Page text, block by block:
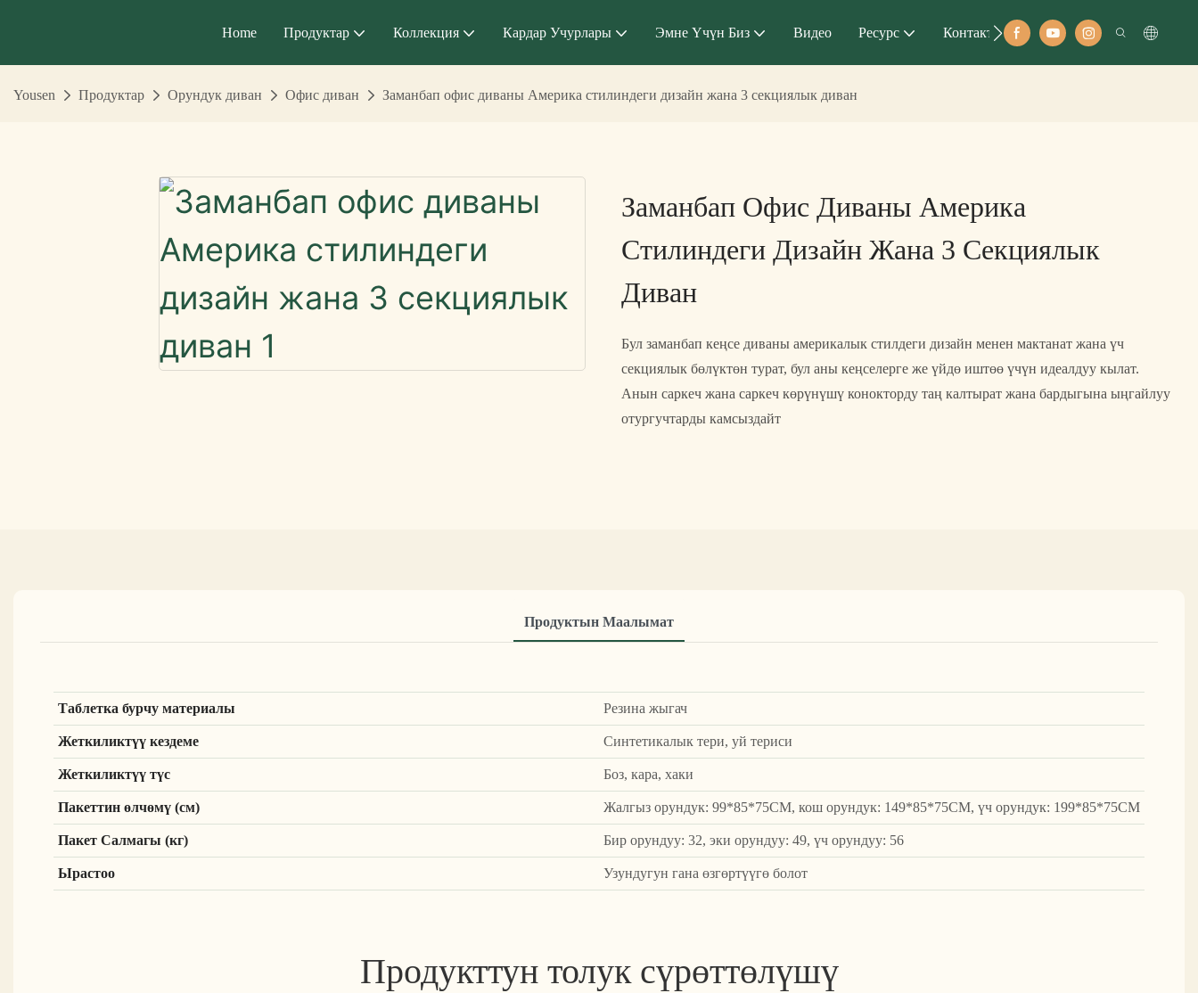
Home Продуктар Коллекция Кардар Учурлары Эмне Үчүн Биз Видео Ресурс Контакту
Yousen Продуктар Орундук диван Офис диван Заманбап офис диваны Америка стилиндеги дизайн жана 3 секциялык диван
Заманбап Офис Диваны Америка
Стилиндеги Дизайн Жана 3 Секциялык
Диван
Бул заманбап кеңсе диваны америкалык стилдеги дизайн менен мактанат жана үч
секциялык бөлүктөн турат, бул аны кеңселерге же үйдө иштөө үчүн идеалдуу кылат.
Анын саркеч жана саркеч көрүнүшү конокторду таң калтырат жана бардыгына ыңгайлуу
отургучтарды камсыздайт
Продуктын Маалымат
Таблетка бурчу материалы
Резина жыгач
Жеткиликтүү кездеме
Синтетикалык тери, уй териси
Жеткиликтүү түс
Боз, кара, хаки
Пакеттин өлчөмү (см)
Жалгыз орундук: 99*85*75CM, кош орундук: 149*85*75CM, үч орундук: 199*85*75CM
Пакет Салмагы (кг)
Бир орундуу: 32, эки орундуу: 49, үч орундуу: 56
Ырастоо
Узундугун гана өзгөртүүгө болот
Продукттун толук сүрөттөлүшү